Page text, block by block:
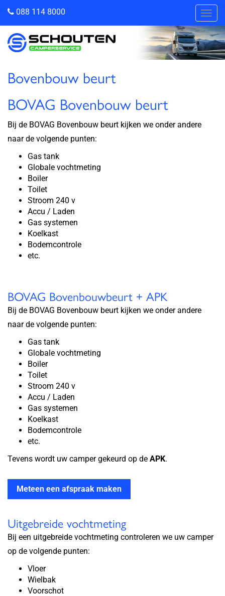
088 114 8000
Bovenbouw beurt
BOVAG Bovenbouw beurt
Bij de BOVAG Bovenbouw beurt kijken we onder andere
naar de volgende punten:
Gas tank
Globale vochtmeting
Boiler
Toilet
Stroom 240 v
Accu / Laden
Gas systemen
Koelkast
Bodemcontrole
etc.
BOVAG Bovenbouwbeurt + APK
Bij de BOVAG Bovenbouw beurt kijken we onder andere
naar de volgende punten:
Gas tank
Globale vochtmeting
Boiler
Toilet
Stroom 240 v
Accu / Laden
Gas systemen
Koelkast
Bodemcontrole
etc.
Tevens wordt uw camper gekeurd op de APK.
Meteen een afspraak maken
Uitgebreide vochtmeting
Bij een uitgebreide vochtmeting controleren we uw camper
op de volgende punten:
Vloer
Wielbak
Voorschot